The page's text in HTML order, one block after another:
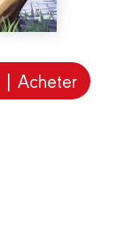
| Acheter